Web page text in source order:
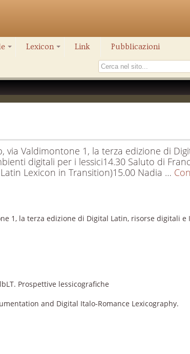
Lexicon Link Pubblicazioni
via Valdimontone 1, la terza edizione di
digitali per i lessici14.30 Saluto di
Lexicon in Transition)15.00 Nadia …
1, la terza edizione di Digital Latin, risorse digitali e
Prospettive lessicografiche
and Digital Italo-Romance Lexicography.